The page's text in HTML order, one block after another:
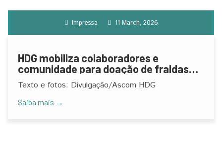
Impressa 11 March, 2026
HDG mobiliza colaboradores e
comunidade para doação de fraldas
geriátricas para o “Lar das Velhinhas”
Texto e fotos: Divulgação/Ascom HDG
Saiba mais →